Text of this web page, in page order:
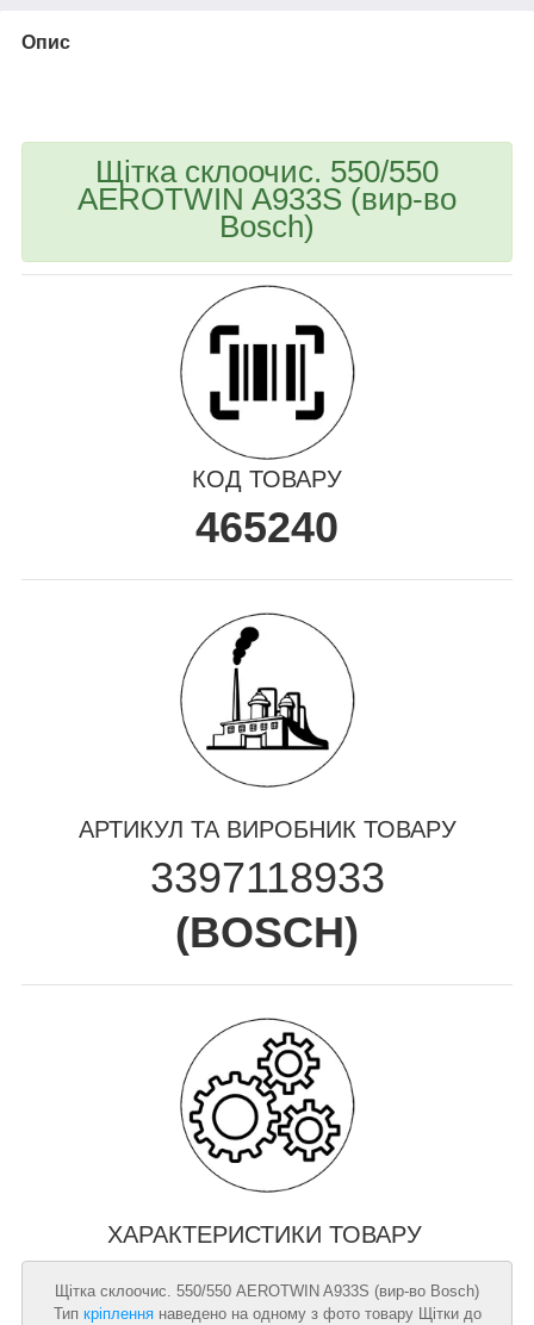
Опис
Щітка склоочис. 550/550
AEROTWIN A933S (вир-во
Bosch)
КОД ТОВАРУ
465240
АРТИКУЛ ТА ВИРОБНИК ТОВАРУ
3397118933
(BOSCH)
ХАРАКТЕРИСТИКИ ТОВАРУ
Щітка склоочис. 550/550 AEROTWIN A933S (вир-во Bosch)
Тип кріпленнянаведено на одному з фото товару Щітки до